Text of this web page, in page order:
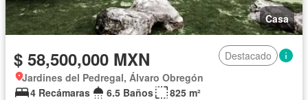
Casa
$ 58,500,000 MXN
Destacado
Jardines del Pedregal, Álvaro Obregón
4 Recámaras
6.5 Baños
825 m²